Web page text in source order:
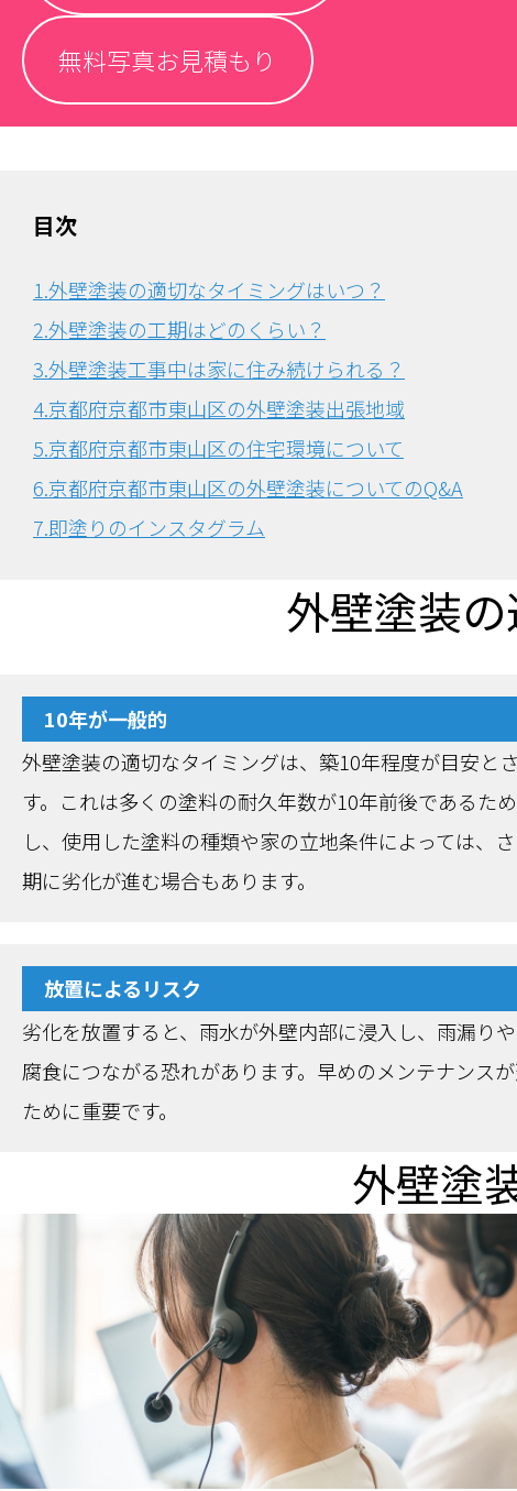
無料写真お見積もり
目次
1.外壁塗装の適切なタイミングはいつ？
2.外壁塗装の工期はどのくらい？
3.外壁塗装工事中は家に住み続けられる？
4.京都府京都市東山区の外壁塗装出張地域
5.京都府京都市東山区の住宅環境について
6.京都府京都市東山区の外壁塗装についてのQ&A
7.即塗りのインスタグラム
外壁塗装
10年が一般的
外壁塗装の適切なタイミングは、築10年程度が目安と
す。これは多くの塗料の耐久年数が10年前後であるた
し、使用した塗料の種類や家の立地条件によっては、
期に劣化が進む場合もあります。
放置によるリスク
劣化を放置すると、雨水が外壁内部に浸入し、雨漏り
腐食につながる恐れがあります。早めのメンテナンス
ために重要です。
外壁塗